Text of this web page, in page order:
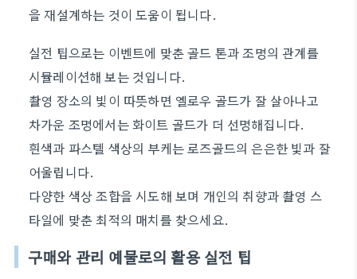
을 재설계하는 것이 도움이 됩니다.
실전 팁으로는 이벤트에 맞춘 골드 톤과 조명의 관계를
시뮬레이션해 보는 것입니다.
촬영 장소의 빛이 따뜻하면 옐로우 골드가 잘 살아나고
차가운 조명에서는 화이트 골드가 더 선명해집니다.
흰색과 파스텔 색상의 부케는 로즈골드의 은은한 빛과 잘
어울립니다.
다양한 색상 조합을 시도해 보며 개인의 취향과 촬영 스
타일에 맞춘 최적의 매치를 찾으세요.
구매와 관리 예물로의 활용 실전 팁